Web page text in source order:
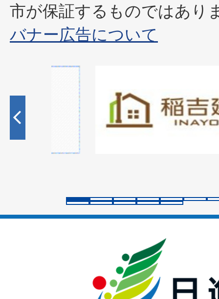
市が保証するものではあり
バナー広告について
の
イ